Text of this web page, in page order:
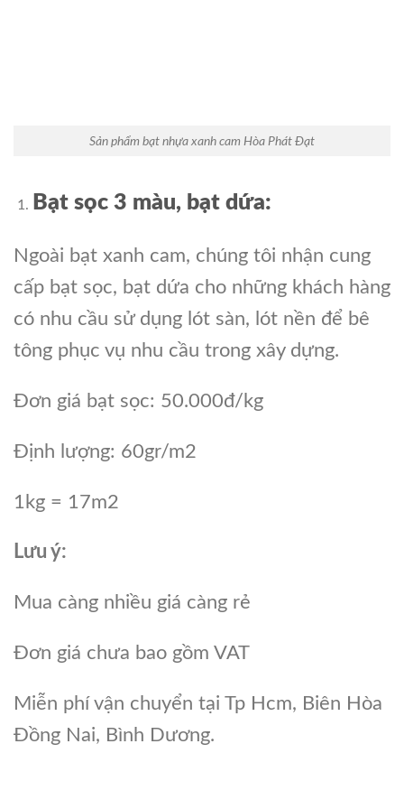
Sản phẩm bạt nhựa xanh cam Hòa Phát Đạt
Bạt sọc 3 màu, bạt dứa:
Ngoài bạt xanh cam, chúng tôi nhận cung
cấp bạt sọc, bạt dứa cho những khách hàng
có nhu cầu sử dụng lót sàn, lót nền để bê
tông phục vụ nhu cầu trong xây dựng.
Đơn giá bạt sọc: 50.000đ/kg
Định lượng: 60gr/m2
1kg = 17m2
Lưu ý:
Mua càng nhiều giá càng rẻ
Đơn giá chưa bao gồm VAT
Miễn phí vận chuyển tại Tp Hcm, Biên Hòa
Đồng Nai, Bình Dương.